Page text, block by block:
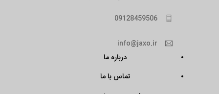
09128459506
info@jaxo.ir
درباره ما
تماس با ما